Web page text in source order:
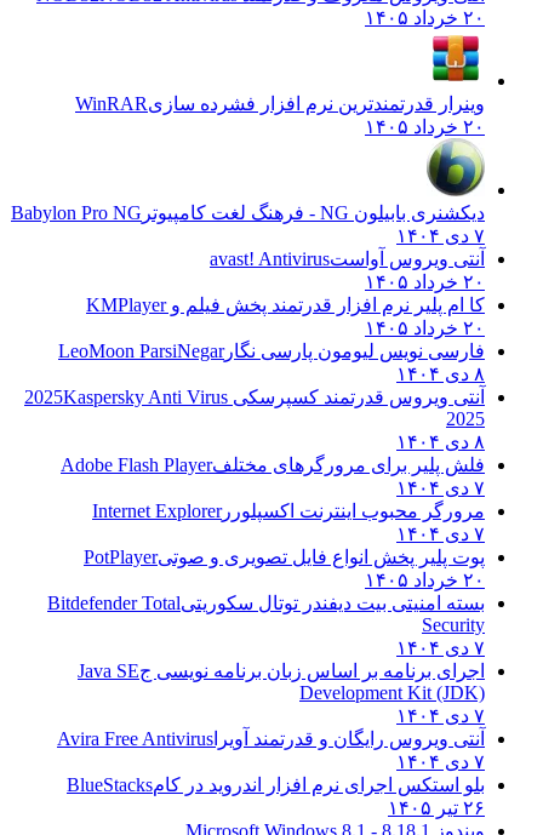
وینرار قدرتمندترین نرم افزار فشرده سازیWinRAR
دیکشنری بابیلون NG - فرهنگ لغت کامپیوتر
Babylon Pro NG
آنتی ویروس آواستavast! Antivirus
کا ام پلیر نرم افزار قدرتمند پخش فیلم وKMPlayer
فارسی نویس لیومون پارسی نگار LeoMoon ParsiNegar
آنتی ویروس قدرتمند کسپرسکی 2025Kaspersky Anti Virus
فلش پلیر برای مرورگرهای مختلفAdobe Flash Player
مرورگر محبوب اینترنت اکسپلوررInternet Explorer
پوت پلیر پخش انواع فایل تصویری و صوتیPotPlayer
بسته امنیتی بیت دیفندر توتال سکوریتیBitdefender Total
Security
اجرای برنامه بر اساس زبان برنامه نویسی جJava SE
Development Kit (JDK)
آنتی ویروس رایگان و قدرتمند آویراAvira Free Antivirus
بلو استکس اجرای نرم افزار اندروید در کامBlueStacks